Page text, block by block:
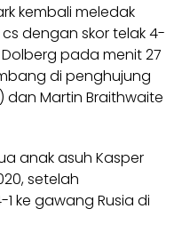
kembali meledak
dengan skor telak 4-
pada menit 27
di penghujung
dan Martin Braithwaite
anak asuh Kasper
setelah
ke gawang Rusia di